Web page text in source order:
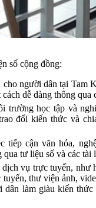
số cộng đồng:
cho người dân tại Tam
dễ dàng thông qua
trường học tập và
đổi kiến thức và
tiếp cận văn hóa,
qua tư liệu số và các tài
dịch vụ trực tuyến, như
tuyến, thư viện ảnh,
dân làm giàu kiến